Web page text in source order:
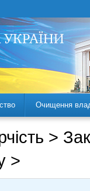
Очищення
>
>